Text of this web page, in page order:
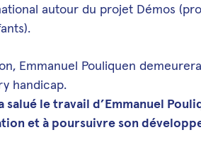
autour du projet Démos
Emmanuel Pouliquen demeurera
handicap.
le travail d’Emmanuel
et à poursuivre son